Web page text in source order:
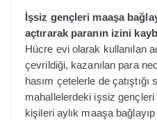
İşsiz gençleri maaşa
açtırarak paranın izini
Hücre evi olarak kullanılan
çevrildiği, kazanılan para
hasım çetelerle de çatıştığı
mahallelerdeki işsiz
kişileri aylık maaşa